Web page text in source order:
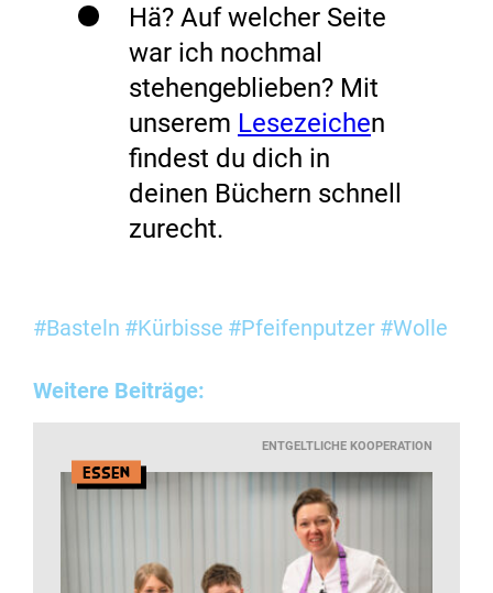
Hä? Auf welcher Seite
war ich nochmal
stehengeblieben? Mit
unserem Lesezeichen
findest du dich in
deinen Büchern schnell
zurecht.
#Basteln #Kürbisse #Pfeifenputzer #Wolle
Weitere Beiträge:
ENTGELTLICHE KOOPERATION
Essen